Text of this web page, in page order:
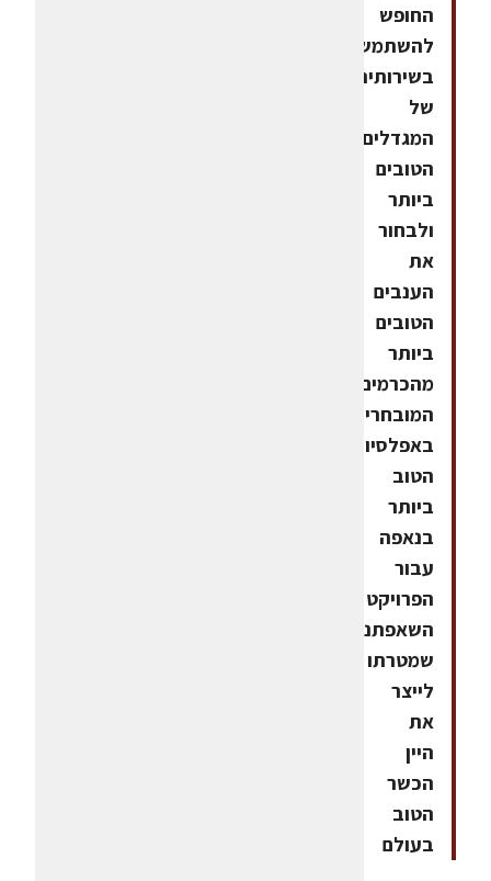
החופש
להשתמש
בשירותיהם
של
המגדלים
הטובים
ביותר
ולבחור
את
הענבים
הטובים
ביותר
מהכרמים
המובחרים
באפלסיון
הטוב
ביותר
בנאפה
עבור
הפרויקט
השאפתני
שמטרתו
לייצר
את
היין
הכשר
הטוב
בעולם